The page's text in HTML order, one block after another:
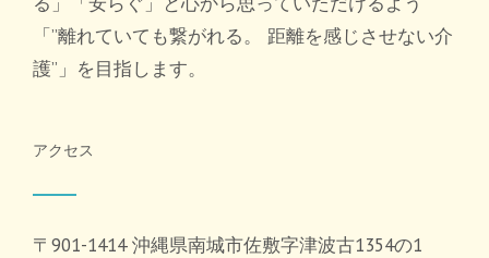
「”離れていても繋がれる。 距離を感じさせない介
護”」を目指します。
アクセス
〒901-1414 沖縄県南城市佐敷字津波古1354の1